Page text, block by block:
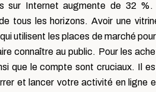
Internet augmente de 32
tous les horizons. Avoir une
utilisent les places de marché
connaître au public. Pour les
que le compte sont cruciaux. Il
et lancer votre activité en ligne